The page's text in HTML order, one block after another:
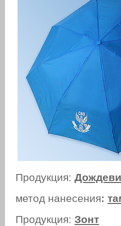
Продукция:
метод нанесения:
Продукция: Зонт